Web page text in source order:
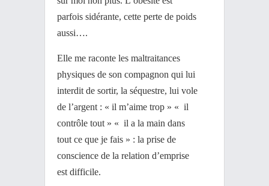
parfois sidérante, cette perte de poids
aussi….
Elle me raconte les maltraitances
physiques de son compagnon qui lui
interdit de sortir, la séquestre, lui vole
de l’argent : « il m’aime trop » « il
contrôle tout » « il a la main dans
tout ce que je fais » : la prise de
conscience de la relation d’emprise
est difficile.